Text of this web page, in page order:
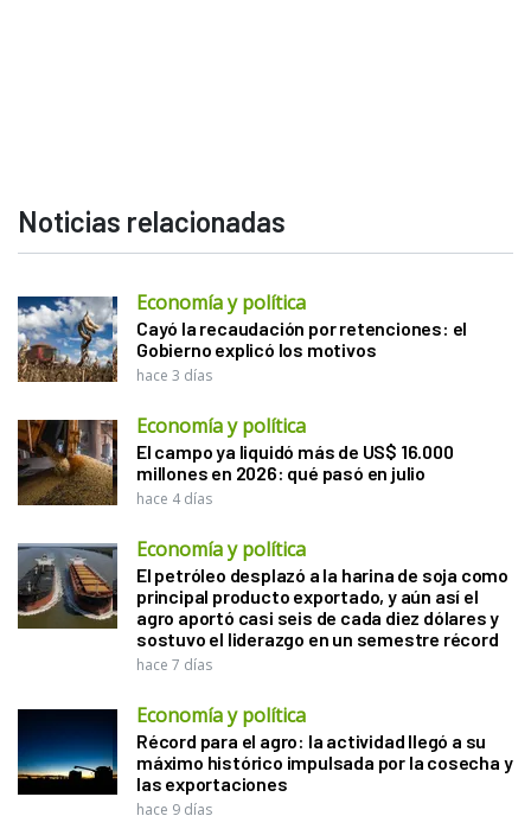
Noticias relacionadas
Economía y política
Cayó la recaudación por retenciones: el
Gobierno explicó los motivos
hace 3 días
Economía y política
El campo ya liquidó más de US$ 16.000
millones en 2026: qué pasó en julio
hace 4 días
Economía y política
El petróleo desplazó a la harina de soja como
principal producto exportado, y aún así el
agro aportó casi seis de cada diez dólares y
sostuvo el liderazgo en un semestre récord
hace 7 días
Economía y política
Récord para el agro: la actividad llegó a su
máximo histórico impulsada por la cosecha y
las exportaciones
hace 9 días